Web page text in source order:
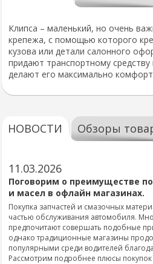
Клипса – маленький, но очень
крепежа, с помощью которого
кузова или детали салонного
придают транспортному
делают его максимально
НОВОСТИ Обзоры
11.03.2026
Поговорим о преимуществе
и масел в офлайн магазинах.
Покупка запчастей и смазочных
частью обслуживания автомобиля.
предпочитают совершать подобные
однако традиционные магазины
популярными среди водителей
Рассмотрим подробнее плюсы